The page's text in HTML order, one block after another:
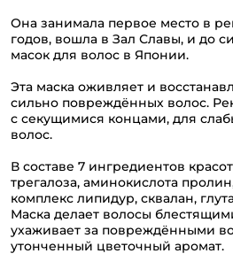
Она занимала первое место в
годов, вошла в Зал Славы, и до
масок для волос в Японии.
Эта маска оживляет и
сильно повреждённых волос.
с секущимися концами, для
волос.
В составе 7 ингредиентов
трегалоза, аминокислота
комплекс липидур, сквалан,
Маска делает волосы
ухаживает за повреждёнными
утонченный цветочный аромат.